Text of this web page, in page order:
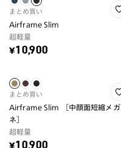
まとめ買い
Airframe Slim
超軽量
¥10,900
まとめ買い
Airframe Slim ［中顔面短縮メガ
ネ］
超軽量
¥10,900